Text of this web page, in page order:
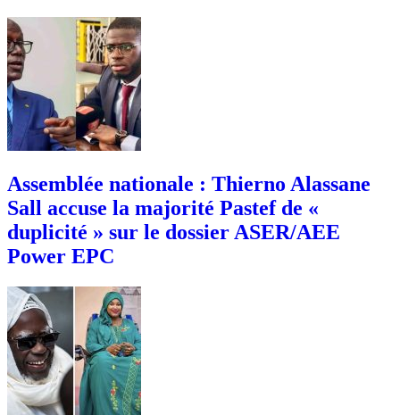
Assemblée nationale : Thierno Alassane
Sall accuse la majorité Pastef de «
duplicité » sur le dossier ASER/AEE
Power EPC